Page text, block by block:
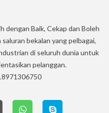
dengan Baik, Cekap dan Boleh
bekalan yang pelbagai,
di seluruh dunia untuk
pelanggan.